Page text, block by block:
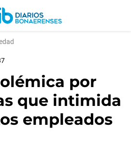
por
que intimida
empleados